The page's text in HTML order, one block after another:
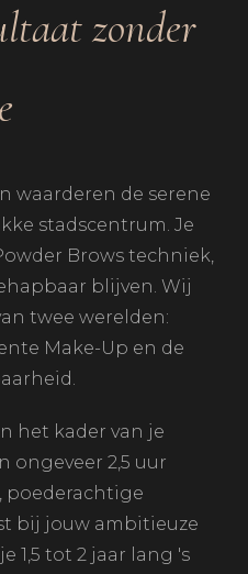
zonder
waarderen de serene
stadscentrum. Je
Brows techniek,
blijven. Wij
twee werelden:
Make-Up en de
het kader van je
ongeveer 2,5 uur
poederachtige
bij jouw ambitieuze
1,5 tot 2 jaar lang 's